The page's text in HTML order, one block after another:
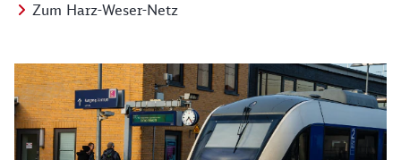
Zum Harz-Weser-Netz